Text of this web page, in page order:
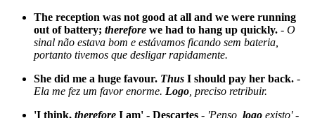
The reception was not good at all and we were running
out of battery; therefore we had to hang up quickly. - O
sinal não estava bom e estávamos ficando sem bateria,
portanto tivemos que desligar rapidamente.
She did me a huge favour. Thus I should pay her back. -
Ela me fez um favor enorme. Logo , preciso retribuir.
'I think, therefore I am' - Descartes - 'Penso, logo existo' -